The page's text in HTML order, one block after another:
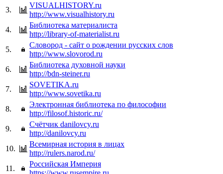
3.
VISUALHISTORY.ru
http://www.visualhistory.ru
4.
Библиотека материалиста
http://library-of-materialist.ru
5.
Словород - сайт о рождении русских слов
http://www.slovorod.ru
6.
Библиотека духовной науки
http://bdn-steiner.ru
7.
SOVETIKA.ru
http://www.sovetika.ru
8.
Электронная библиотека по философии
http://filosof.historic.ru/
9.
Счётчик danilovcy.ru
http://danilovcy.ru
10.
Всемирная история в лицах
http://rulers.narod.ru/
11.
Российская Империя